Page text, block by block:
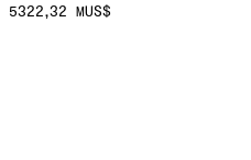
5322,32 MUS$